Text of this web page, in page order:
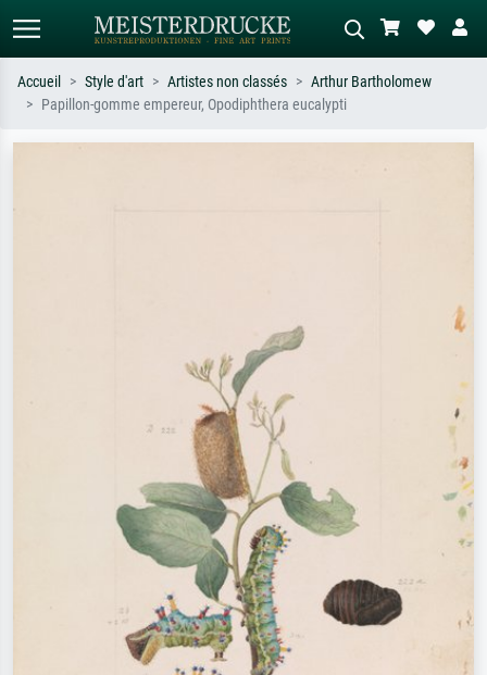
Accueil Style d'art Artistes non classés
Arthur Bartholomew
Papillon-gomme empereur, Opodiphthera eucalypti